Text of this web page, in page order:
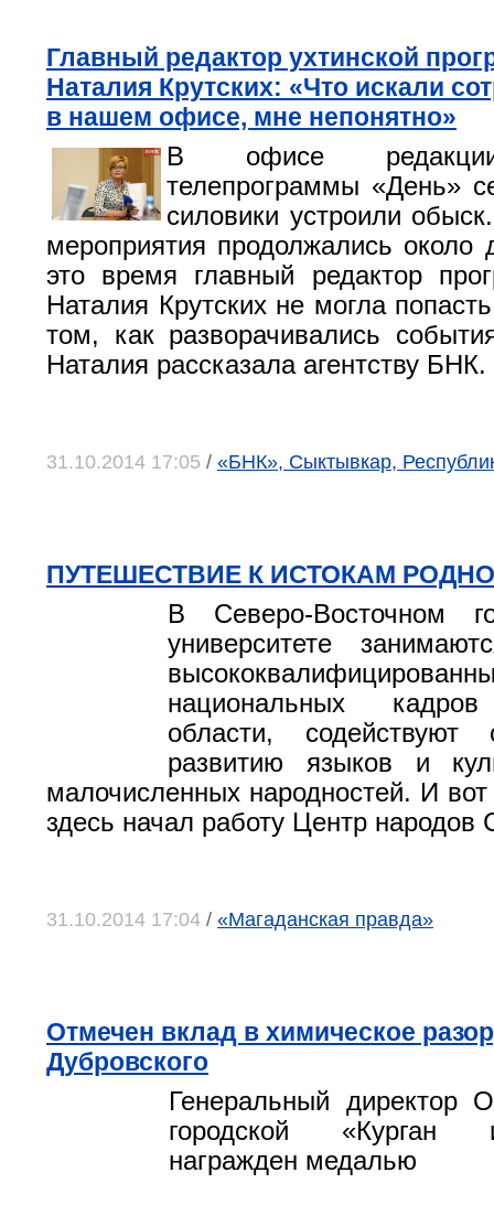
Главный редактор ухтинской
Наталия Крутских: «Что искали
в нашем офисе, мне непонятно»
В офисе редакции
телепрограммы «День»
силовики устроили
мероприятия продолжались около
это время главный редактор
Наталия Крутских не могла
том, как разворачивались
Наталия рассказала агентству БНК.
31.10.2014 17:05 / «БНК», Сыктывкар,
ПУТЕШЕСТВИЕ К ИСТОКАМ
В Северо-Восточном
университете
национальных
области, содействуют
развитию языков и
малочисленных народностей. И
здесь начал работу Центр народов
31.10.2014 17:04 / «Магаданская правда»
Отмечен вклад в химическое
Дубровского
Генеральный директор
городской «Курган
награжден медалью